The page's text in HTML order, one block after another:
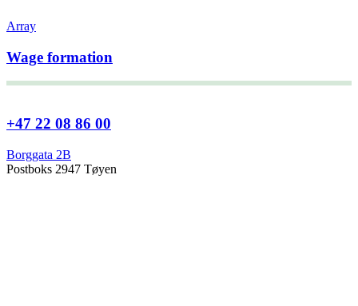
Array
Wage formation
+47 22 08 86 00
Borggata 2B
Postboks 2947 Tøyen